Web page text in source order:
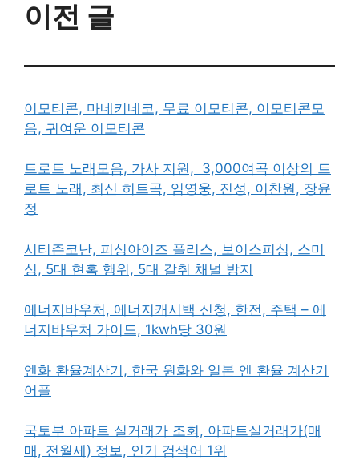
이전 글
이모티콘, 마네키네코, 무료 이모티콘, 이모티콘모
음, 귀여운 이모티콘
트로트 노래모음, 가사 지원, 3,000여곡 이상의 트
로트 노래, 최신 히트곡, 임영웅, 진성, 이찬원, 장윤
정
시티즌코난, 피싱아이즈 폴리스, 보이스피싱, 스미
싱, 5대 현혹 행위, 5대 갈취 채널 방지
에너지바우처, 에너지캐시백 신청, 한전, 주택 – 에
너지바우처 가이드, 1kwh당 30원
엔화 환율계산기, 한국 원화와 일본 엔 환율 계산기
어플
국토부 아파트 실거래가 조회, 아파트실거래가(매
매, 전월세) 정보, 인기 검색어 1위